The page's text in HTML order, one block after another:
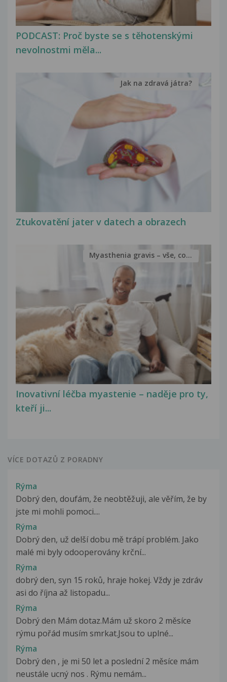
PODCAST: Proč byste se s těhotenskými
nevolnostmi měla...
Ztukovatění jater v datech a obrazech
Jak na zdravá játra?
Inovativní léčba myastenie – naděje pro ty,
kteří ji...
Myasthenia gravis – vše, co...
VÍCE DOTAZŮ Z PORADNY
Rýma
Dobrý den, doufám, že neobtěžuji, ale věřím, že by
jste mi mohli pomoci....
Rýma
Dobrý den, už delší dobu mě trápí problém. Jako
malé mi byly odooperovány krční...
Rýma
dobrý den, syn 15 roků, hraje hokej. Vždy je zdráv
asi do října až listopadu...
Rýma
Dobrý den Mám dotaz.Mám už skoro 2 měsíce
rýmu pořád musím smrkat.Jsou to uplné...
Rýma
Dobrý den , je mi 50 let a poslední 2 měsíce mám
neustále ucný nos . Rýmu nemám...